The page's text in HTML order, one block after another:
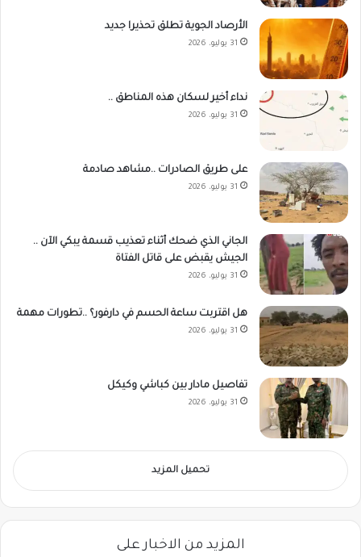
الأرصاد الجوية تطلق تحذيرا جديد
31 يوليو، 2026
نداء أخير لسكان هذه المناطق ..
31 يوليو، 2026
على طريق الصادرات ..مشاهد صادمة
31 يوليو، 2026
الجاني الذي ضحك أثناء تعذيب قسمة يبكي الآن ..
الجيش يقبض على قاتل الفتاة
31 يوليو، 2026
هل اقتربت ساعة الحسم في دارفور؟ ..تطورات مهمة
31 يوليو، 2026
تفاصيل مادار بين كباشي وكيكل
31 يوليو، 2026
تحميل المزيد
المزيد من الاخبار على